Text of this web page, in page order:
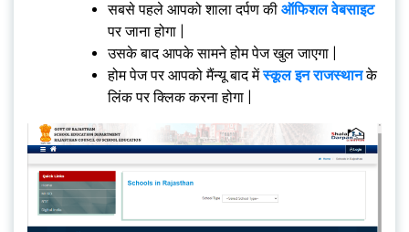
सबसे पहले आपको शाला दर्पण की ऑफिशल वेबसाइट
पर जाना होगा |
उसके बाद आपके सामने होम पेज खुल जाएगा |
होम पेज पर आपको मैंन्यू बाद मेंस्कूल इन राजस्थानके
लिंक पर क्लिक करना होगा |